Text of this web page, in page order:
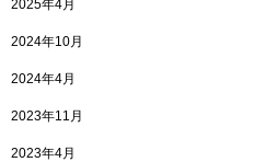
2025年4月
2024年10月
2024年4月
2023年11月
2023年4月